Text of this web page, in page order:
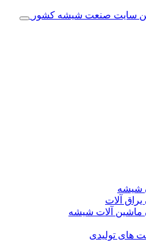
شیشه
یراق آلات
ماشین آلات شیشه
های تولیدی